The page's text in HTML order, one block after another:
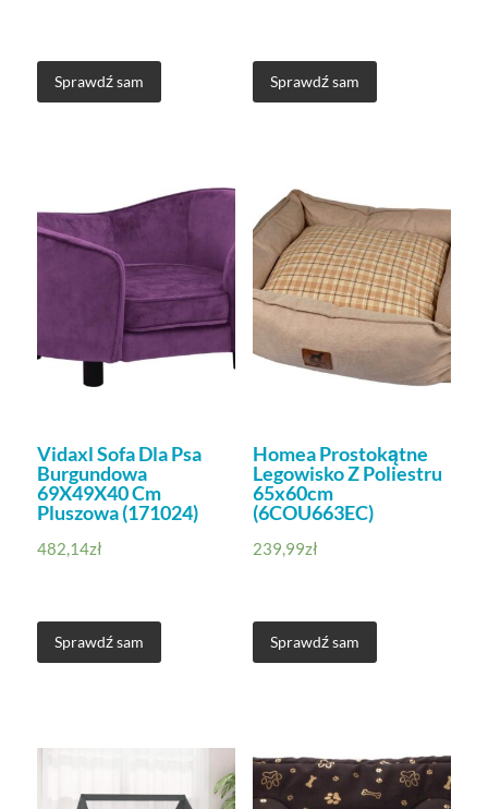
Sprawdź sam Sprawdź sam
Vidaxl Sofa Dla Psa
Burgundowa
69X49X40 Cm
Pluszowa (171024)
482,14zł
Sprawdź sam
Homea Prostokątne
Legowisko Z Poliestru
65x60cm
(6COU663EC)
239,99zł
Sprawdź sam